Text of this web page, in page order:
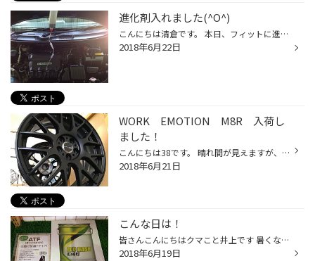
進化剤入れました(^O^)
こんにちは清倉です。 本日、フィットに進化剤 アースゼロプラス施工しました。 どんどんとエンジンの振動が少なくなっていくのをお客様と確認しながら 施工しました。 オススメです。
2018年6月22日
WORK EMOTION M8R 入荷し
ました！
こんにちは38です。 晴れ間が見えますが、湿度が高い・・・ THE梅雨って感じです・・・ 新しいホイールが入荷しました！ WORK EMOTION M8R 最近ブームのメッシュデザインです！ ブリヂストンとのコラボモデルはエアバルブが青色になります！ ※センターキャップは別売りです。 17インチのMBL（マット...
2018年6月21日
こんな日は！
皆さんこんにちはクマこと井上です 暑くなって来ました。 ムシムシして来ました。 こんな時は、窓全開にしてドライブ！なんていいですよね〜。 お車のスムーズなギアチェンジに大切なATF の点検はいかかがでしょうか？ ご相談お待ちしております〜。 ではでは
2018年6月19日